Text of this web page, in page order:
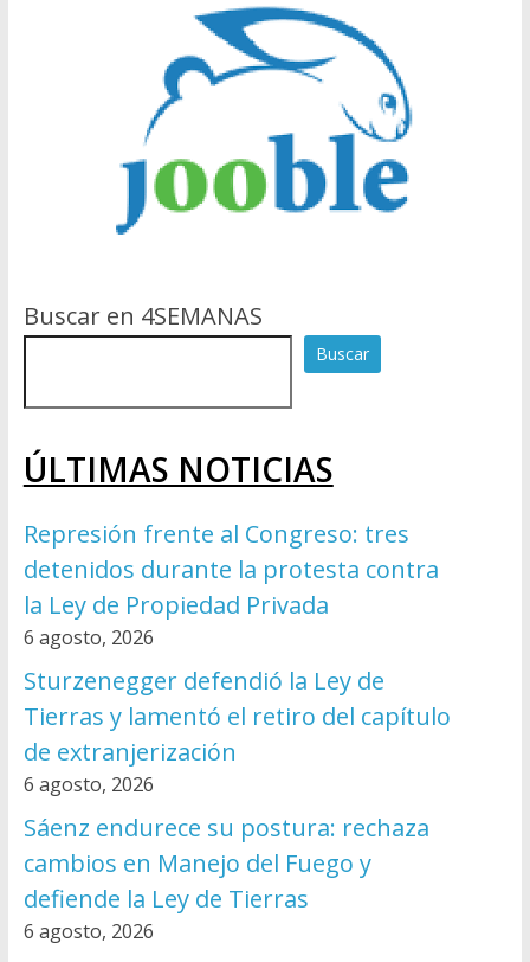
Buscar en 4SEMANAS
Buscar
ÚLTIMAS NOTICIAS
Represión frente al Congreso: tres
detenidos durante la protesta contra
la Ley de Propiedad Privada
6 agosto, 2026
Sturzenegger defendió la Ley de
Tierras y lamentó el retiro del capítulo
de extranjerización
6 agosto, 2026
Sáenz endurece su postura: rechaza
cambios en Manejo del Fuego y
defiende la Ley de Tierras
6 agosto, 2026